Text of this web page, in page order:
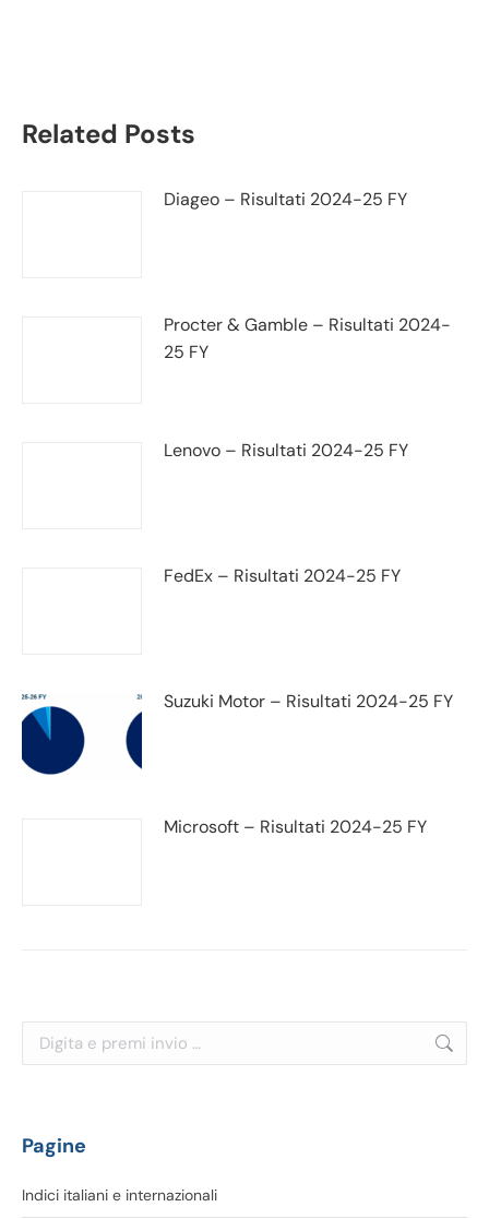
Related Posts
Diageo – Risultati 2024-25 FY
Procter & Gamble – Risultati 2024-
25 FY
Lenovo – Risultati 2024-25 FY
FedEx – Risultati 2024-25 FY
Suzuki Motor – Risultati 2024-25 FY
Microsoft – Risultati 2024-25 FY
Cerca:
Pagine
Indici italiani e internazionali